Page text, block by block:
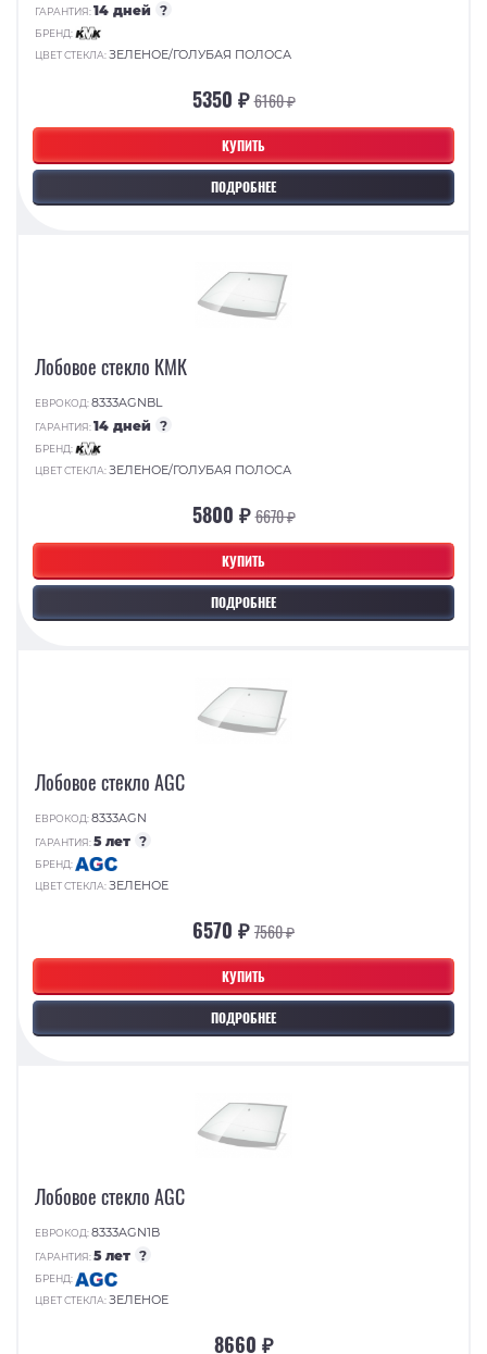
КУПИТЬ
ПОДРОБНЕЕ
ГАРАНТИЯ:14 дней ?
БРЕНД:
ЦВЕТ СТЕКЛА:ЗЕЛЕНОЕ/ГОЛУБАЯ ПОЛОСА
5350 ₽6160 ₽
КУПИТЬ
ПОДРОБНЕЕ
Лобовое стекло КМК
ЕВРОКОД:8333AGNBL
ГАРАНТИЯ:14 дней ?
БРЕНД:
ЦВЕТ СТЕКЛА:ЗЕЛЕНОЕ/ГОЛУБАЯ ПОЛОСА
5800 ₽6670 ₽
КУПИТЬ
ПОДРОБНЕЕ
Лобовое стекло AGC
ЕВРОКОД:8333AGN
ГАРАНТИЯ:5 лет ?
БРЕНД:
ЦВЕТ СТЕКЛА:ЗЕЛЕНОЕ
6570 ₽7560 ₽
Лобовое стекло AGC
ЕВРОКОД:8333AGN1B
ГАРАНТИЯ:5 лет ?
БРЕНД:
ЦВЕТ СТЕКЛА:ЗЕЛЕНОЕ
8660 ₽